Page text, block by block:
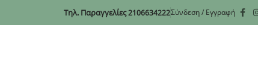
Τηλ. Παραγγελίες2106634222Σύνδεση / Εγγραφή